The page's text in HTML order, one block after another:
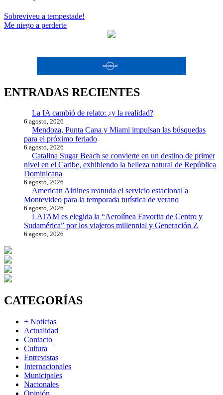
Navegación
de
Sobreviveu a tempestade!
Me niego a perderte
ENTRADAS RECIENTES
La IA cambió de relato: ¿y la realidad?
6 agosto, 2026
Mendoza, Punta Cana y Miami impulsan las búsquedas
para el próximo feriado
6 agosto, 2026
Catalina Sugar Beach se convierte en un destino de primer
nivel en el Caribe, exhibiendo la belleza natural de República
Dominicana
6 agosto, 2026
American Airlines reanuda el servicio estacional a
Montevideo para la temporada turística de verano
6 agosto, 2026
LATAM es elegida la “Aerolínea Favorita de Centro y
Sudamérica” por los viajeros millennial y Generación Z
6 agosto, 2026
CATEGORÍAS
+ Noticias
Actualidad
Contacto
Cultura
Entrevistas
Internacionales
Municipales
Nacionales